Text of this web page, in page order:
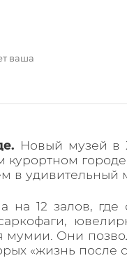
ваша
Новый музей в
курортном
в удивительный
на 12 залов,
Они
«жизнь после